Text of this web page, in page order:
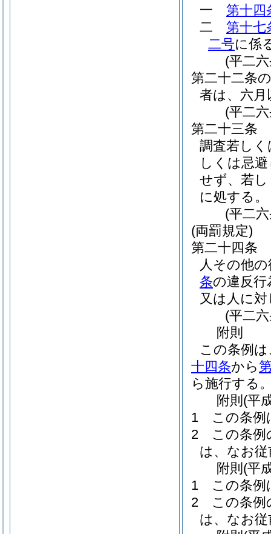
一
第十四
二
第十七
二号に係
(平二
第二十二条
者は、六
(平二
第二十三条
調査若しく
しくは忌
せず、若
に処する。
(平二
(両罰規定)
第二十四条
人その他
条の違反
又は人に
(平二
附則
この条例
十四条から
ら施行する
附則 (平
1
この条例
2
この条
は、なお
附則 (平
1
この条例
2
この条
は、なお